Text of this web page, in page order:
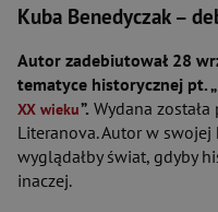
Kuba Benedyczak –
Autor zadebiutował 28
tematyce historycznej pt. „
XX wieku”. Wydana
Literanova. Autor w swojej
wyglądałby świat, gdyby
inaczej.